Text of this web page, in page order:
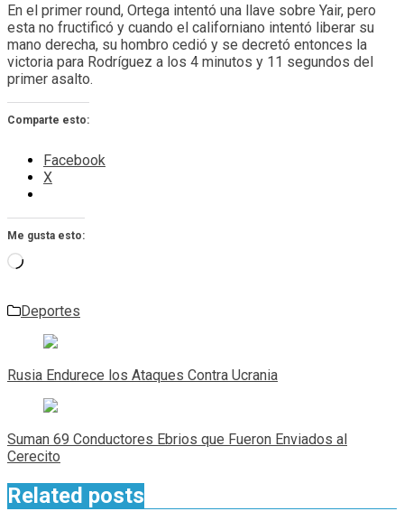
En el primer round, Ortega intentó una llave sobre Yair, pero
esta no fructificó y cuando el californiano intentó liberar su
mano derecha, su hombro cedió y se decretó entonces la
victoria para Rodríguez a los 4 minutos y 11 segundos del
primer asalto.
Comparte esto:
Facebook
X
Me gusta esto:
Cargando...
Deportes
Navegación
de
entradas
Rusia Endurece los Ataques Contra Ucrania
Suman 69 Conductores Ebrios que Fueron Enviados al
Cerecito
Related posts